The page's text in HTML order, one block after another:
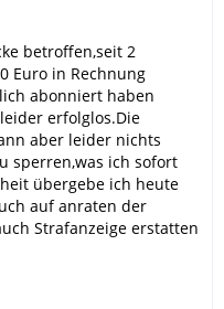
betroffen,seit 2
Euro in Rechnung
abonniert haben
erfolglos.Die
aber leider nichts
sperren,was ich sofort
übergebe ich heute
auf anraten der
Strafanzeige erstatten